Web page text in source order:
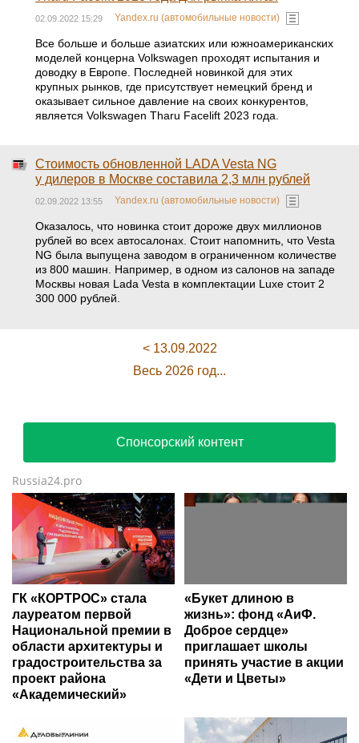
02.09.2022 15:29 Yandex.ru (автомобильные новости)
Все больше и больше азиатских или южноамериканских
моделей концерна Volkswagen проходят испытания и
доводку в Европе. Последней новинкой для этих
крупных рынков, где присутствует немецкий бренд и
оказывает сильное давление на своих конкурентов,
является Volkswagen Tharu Facelift 2023 года.
Стоимость обновленной LADA Vesta NG
у дилеров в Москве составила 2,3 млн рублей
02.09.2022 13:55 Yandex.ru (автомобильные новости)
Оказалось, что новинка стоит дороже двух миллионов
рублей во всех автосалонах. Стоит напомнить, что Vesta
NG была выпущена заводом в ограниченном количестве
из 800 машин. Например, в одном из салонов на западе
Москвы новая Lada Vesta в комплектации Luxe стоит 2
300 000 рублей.
< 13.09.2022
Весь 2026 год...
Спонсорский контент
Russia24.pro
ГК «КОРТРОС» стала
лауреатом первой
Национальной премии в
области архитектуры и
градостроительства за
проект района
«Академический»
«Букет длиною в
жизнь»: фонд «АиФ.
Доброе сердце»
приглашает школы
принять участие в акции
«Дети и Цветы»